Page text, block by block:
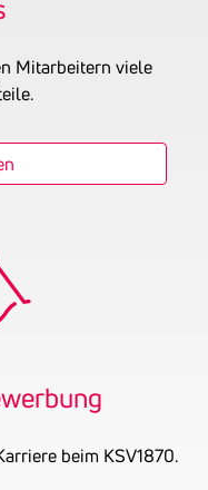
Mitarbeitern viele
beim KSV1870.